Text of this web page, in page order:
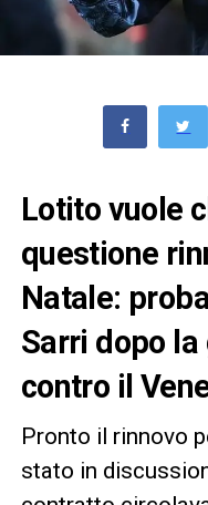
Lotito vuole
questione
Natale:
Sarri dopo
contro il
Pronto il rinnovo
stato in